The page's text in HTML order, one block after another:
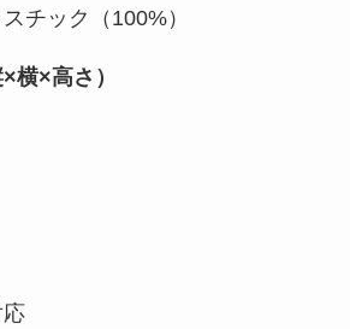
チック（100%）
横×高さ）